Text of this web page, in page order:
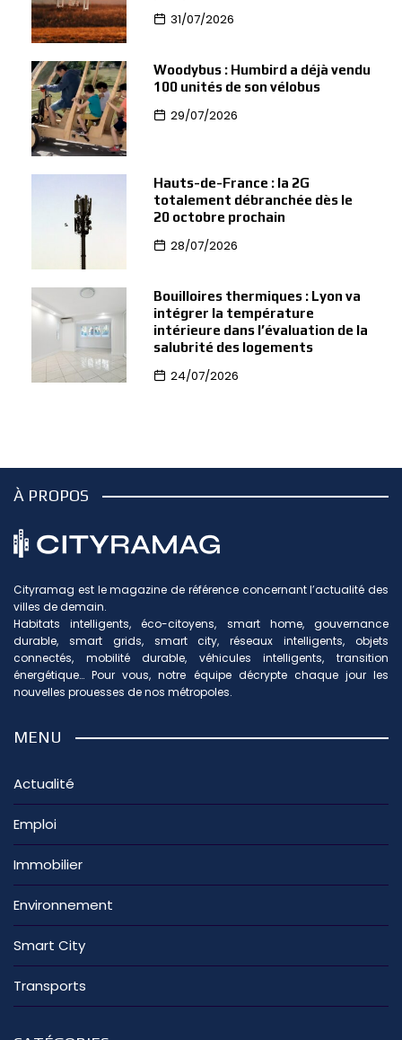
31/07/2026
Woodybus : Humbird a déjà vendu
100 unités de son vélobus
29/07/2026
Hauts-de-France : la 2G
totalement débranchée dès le
20 octobre prochain
28/07/2026
Bouilloires thermiques : Lyon va
intégrer la température
intérieure dans l’évaluation de la
salubrité des logements
24/07/2026
À PROPOS
Cityramag est le magazine de référence concernant l’actualité des
villes de demain.
Habitats intelligents, éco-citoyens, smart home, gouvernance
durable, smart grids, smart city, réseaux intelligents, objets
connectés, mobilité durable, véhicules intelligents, transition
énergétique… Pour vous, notre équipe décrypte chaque jour les
nouvelles prouesses de nos métropoles.
MENU
Actualité
Emploi
Immobilier
Environnement
Smart City
Transports